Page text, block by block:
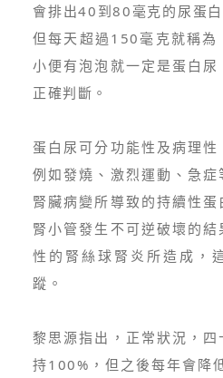
會排出40到80毫克的尿蛋
但每天超過150毫克就稱為
小便有泡泡就一定是蛋白
正確判斷。
蛋白尿可分功能性及病理性
例如發燒、激烈運動、急
腎臟病變所導致的持續性
腎小管發生不可逆破壞的
性的腎絲球腎炎所造成，
蹤。
黎思源指出，正常狀況，
持100%，但之後每年會降